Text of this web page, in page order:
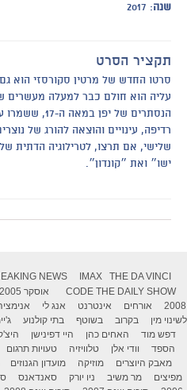
שנה: 2017
תקציר הסרט
סרטו החדש של מרטין סקורסזי הוא
עליה הוא חולם כבר למעלה מעשרים
הנסתרים של
רדיפה, עינויים והוצאה להורג של
שלישי, אם תרצו, לטרילוגיה הדתית
ישו״ ואת ״קונדון״.
NEWS IMAX
THE DA VINCI
CODE THE DAILY SHOW אוסקר 2005
2008
אורחים אינטרנט אנג לי
לשינוי מין
בקרוב בשוטף בתי קולנוע
דפש מוד
האחים כהן היי דפינישן
הספד
וודי אלן טלוויזיה טעויות תרגום
מאבק היוצרים
מוזיקה מועדון הגנוזים
מפיצים
מר משיב ניו יורק סאנדאנס